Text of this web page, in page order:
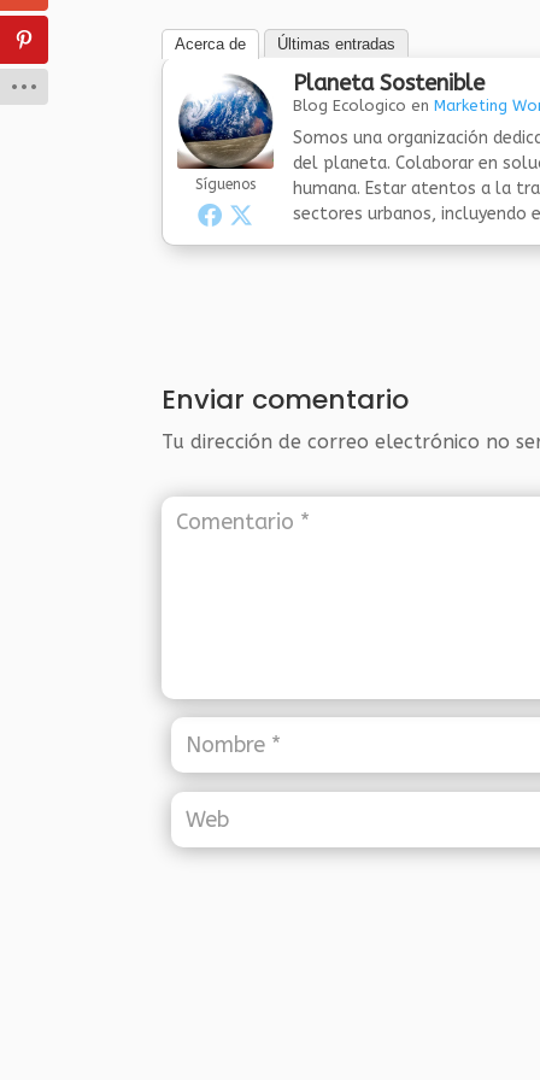
Acerca de Últimas entradas
Síguenos
Planeta Sostenible
Blog Ecologico enMarketing
Somos una organización
del planeta. Colaborar en
humana. Estar atentos a la
sectores urbanos,
Enviar comentario
Tu dirección de correo electrónico no